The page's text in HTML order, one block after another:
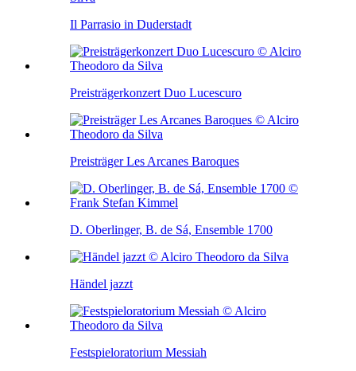
Il Parrasio in Duderstadt
Preisträgerkonzert Duo Lucescuro
Preisträger Les Arcanes Baroques
D. Oberlinger, B. de Sá, Ensemble 1700
Händel jazzt
Festspieloratorium Messiah